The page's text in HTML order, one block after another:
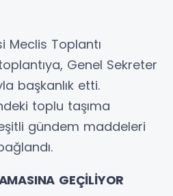
Meclis Toplantı
Genel Sekreter
başkanlık etti.
toplu taşıma
gündem maddeleri
GEÇİLİYOR